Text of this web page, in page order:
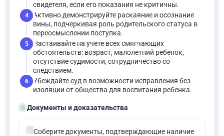
свидетеля, если его показания не критичны.
4
Активно демонстрируйте раскаяние и осознание
вины, подчеркивая роль родительского статуса в
переосмыслении поступка.
5
Настаивайте на учете всех смягчающих
обстоятельств: возраст, малолетний ребенок,
отсутствие судимости, сотрудничество со
следствием.
6
Убеждайте суд в возможности исправления без
изоляции от общества для воспитания ребенка.
folder_openДокументы и доказательства
Соберите документы, подтверждающие наличие